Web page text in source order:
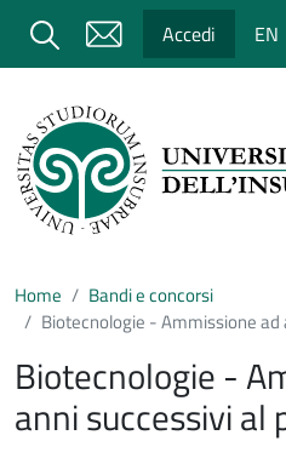
Salta al contenuto principale
Cerca Accedi EN
Home
Bandi e concorsi
Biotecnologie - Ammissione ad
Biotecnologie -
anni successivi al